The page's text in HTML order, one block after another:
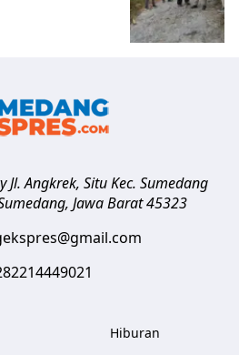
Jl. Angkrek, Situ Kec. Sumedang
, Jawa Barat 45323
Hiburan